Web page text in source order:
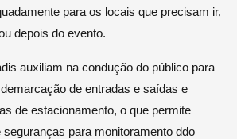
para os locais que precisam ir,
depois do evento.
auxiliam na condução do público para
de entradas e saídas e
de estacionamento, o que permite
seguranças para monitoramento ddo